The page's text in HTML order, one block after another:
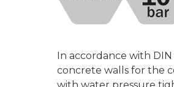
In accordance with
concrete walls for the